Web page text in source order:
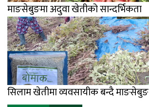
माङसेबुङमा अदुवा खेतीको सान्दर्भिकता
सिलाम खेतीमा व्यवसायीक बन्दै माङसेबुङ